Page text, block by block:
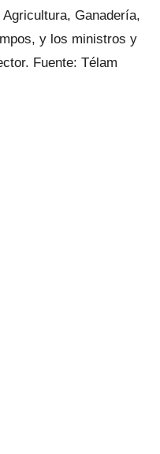
Ganadería,
y los ministros y
Fuente: Télam